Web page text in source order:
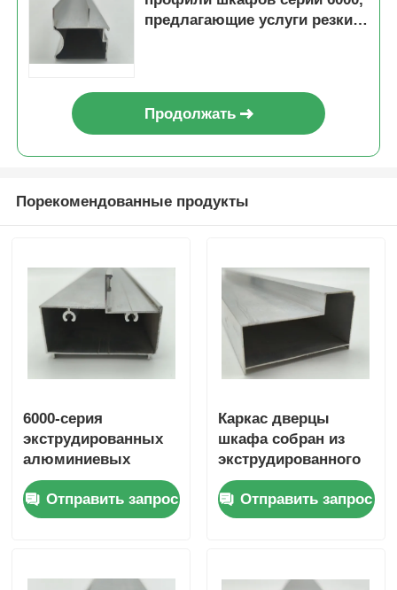
предлагающие услуги резки,
Продолжать
Порекомендованные продукты
6000-серия
экструдированных
алюминиевых
профилей, профили
нижних
направляющих для
алюминиевого
Отправить запрос
Каркас дверцы
шкафа собран из
экструдированного
алюминия для
каркаса дверцы
шкафа.
Отправить запрос